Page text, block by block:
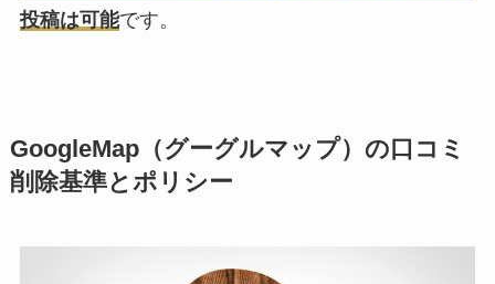
投稿は可能です。
GoogleMap（グーグルマップ）の口コミ
削除基準とポリシー